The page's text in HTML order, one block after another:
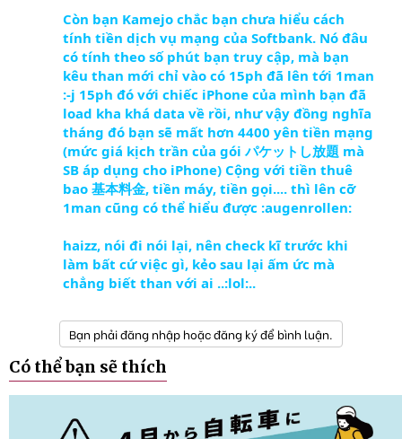
Còn bạn Kamejo chắc bạn chưa hiểu cách
tính tiền dịch vụ mạng của Softbank. Nó đâu
có tính theo số phút bạn truy cập, mà bạn
kêu than mới chỉ vào có 15ph đã lên tới 1man
:-j 15ph đó với chiếc iPhone của mình bạn đã
load kha khá data về rồi, như vậy đồng nghĩa
tháng đó bạn sẽ mất hơn 4400 yên tiền mạng
(mức giá kịch trần của gói パケットし放題 mà
SB áp dụng cho iPhone) Cộng với tiền thuê
bao 基本料金, tiền máy, tiền gọi.... thì lên cỡ
1man cũng có thể hiểu được :augenrollen:
haizz, nói đi nói lại, nên check kĩ trước khi
làm bất cứ việc gì, kẻo sau lại ấm ức mà
chẳng biết than với ai ..:lol:..
Bạn phải đăng nhập hoặc đăng ký để bình luận.
Có thể bạn sẽ thích